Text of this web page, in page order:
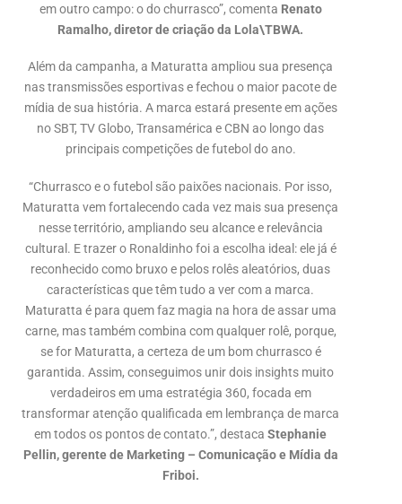
em outro campo: o do churrasco”, comenta Renato
Ramalho, diretor de criação da Lola\TBWA.
Além da campanha, a Maturatta ampliou sua presença
nas transmissões esportivas e fechou o maior pacote de
mídia de sua história. A marca estará presente em ações
no SBT, TV Globo, Transamérica e CBN ao longo das
principais competições de futebol do ano.
“Churrasco e o futebol são paixões nacionais. Por isso,
Maturatta vem fortalecendo cada vez mais sua presença
nesse território, ampliando seu alcance e relevância
cultural. E trazer o Ronaldinho foi a escolha ideal: ele já é
reconhecido como bruxo e pelos rolês aleatórios, duas
características que têm tudo a ver com a marca.
Maturatta é para quem faz magia na hora de assar uma
carne, mas também combina com qualquer rolê, porque,
se for Maturatta, a certeza de um bom churrasco é
garantida. Assim, conseguimos unir dois insights muito
verdadeiros em uma estratégia 360, focada em
transformar atenção qualificada em lembrança de marca
em todos os pontos de contato.”, destaca Stephanie
Pellin, gerente de Marketing – Comunicação e Mídia da
Friboi.